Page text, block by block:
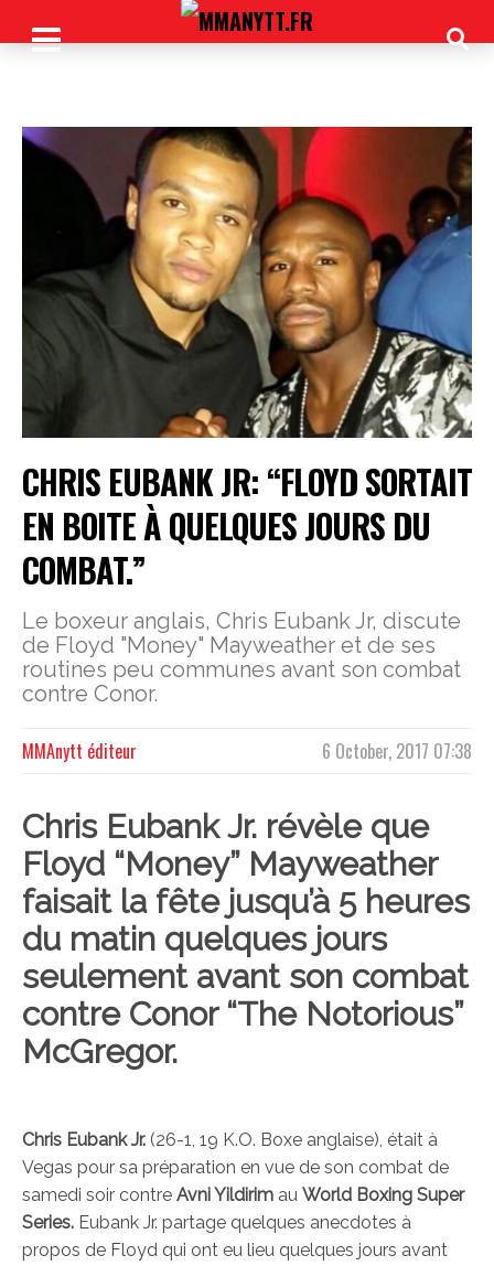
CHRIS EUBANK JR: “FLOYD SORTAIT
EN BOITE À QUELQUES JOURS DU
COMBAT.”
Le boxeur anglais, Chris Eubank Jr, discute
de Floyd "Money" Mayweather et de ses
routines peu communes avant son combat
contre Conor.
6 October, 2017 07:38
MMAnytt éditeur
Chris Eubank Jr. révèle que
Floyd “Money” Mayweather
faisait la fête jusqu’à 5 heures
du matin quelques jours
seulement avant son combat
contre Conor “The Notorious”
McGregor.
Chris Eubank Jr. (26-1, 19 K.O. Boxe anglaise), était à
Vegas pour sa préparation en vue de son combat de
samedi soir contre Avni Yildirim au World Boxing Super
Series. Eubank Jr. partage quelques anecdotes à
propos de Floyd qui ont eu lieu quelques jours avant